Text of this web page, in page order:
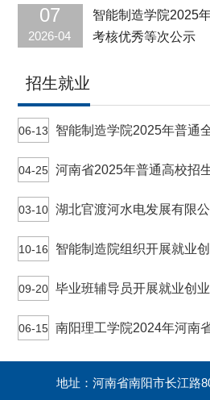
07
2026-04
智能制造学院2025
考核优秀等次公示
招生就业
06-13 智能制造学院2025年普通
04-25 河南省2025年普通高校招生考
03-10 湖北官渡河水电发展有限公司
10-16 智能制造院组织开展就业
09-20 毕业班辅导员开展就业创业讲座
06-15 南阳理工学院2024年河南省
地址：河南省南阳市长江路